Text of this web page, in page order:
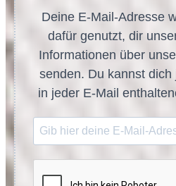
Deine E-Mail-Adresse
dafür genutzt, dir
Informationen über
senden. Du kannst
in jeder E-Mail